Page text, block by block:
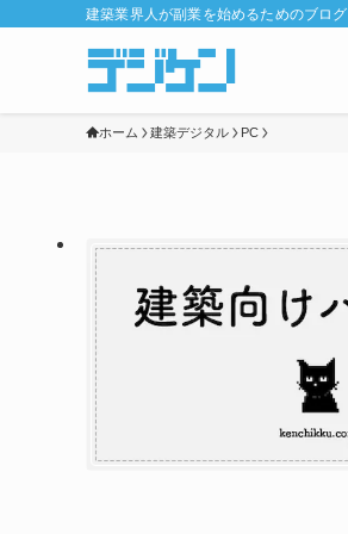
建築業界人が副業を始めるためのブログ
ホーム 建築デジタル PC